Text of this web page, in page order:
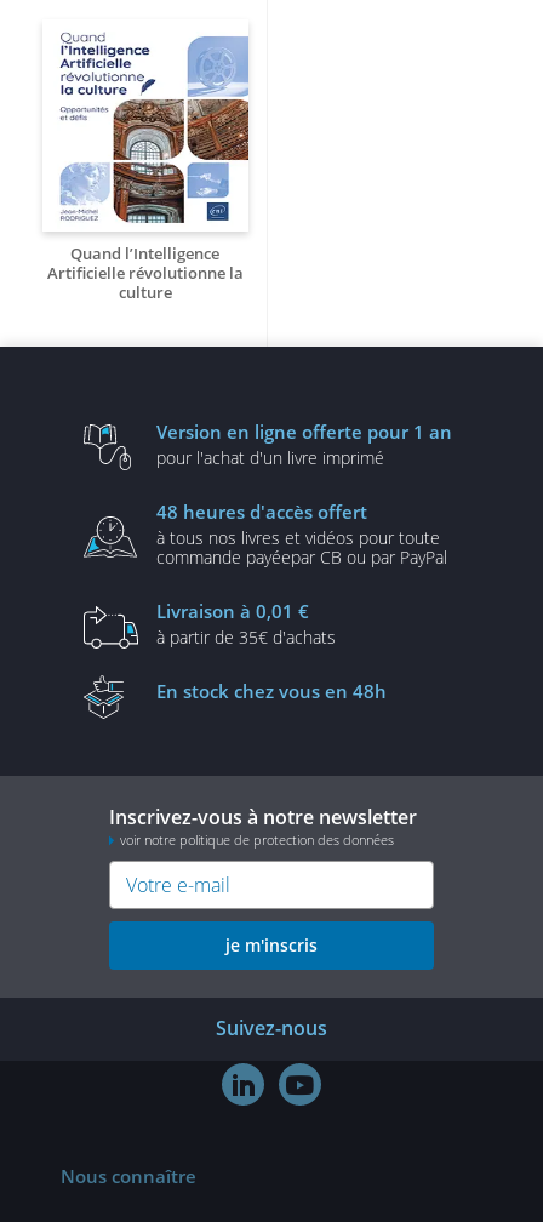
Quand l’Intelligence
Artificielle révolutionne la
culture
Version en ligne offerte pour 1 an
pour l'achat d'un livre imprimé
48 heures d'accès offert
à tous nos livres et vidéos pour toute
commande payéepar CB ou par PayPal
Livraison à 0,01 €
à partir de 35€ d'achats
En stock chez vous en 48h
Inscrivez-vous à notre newsletter
voir notre politique de protection des données
je m'inscris
Suivez-nous
 
Nous connaître